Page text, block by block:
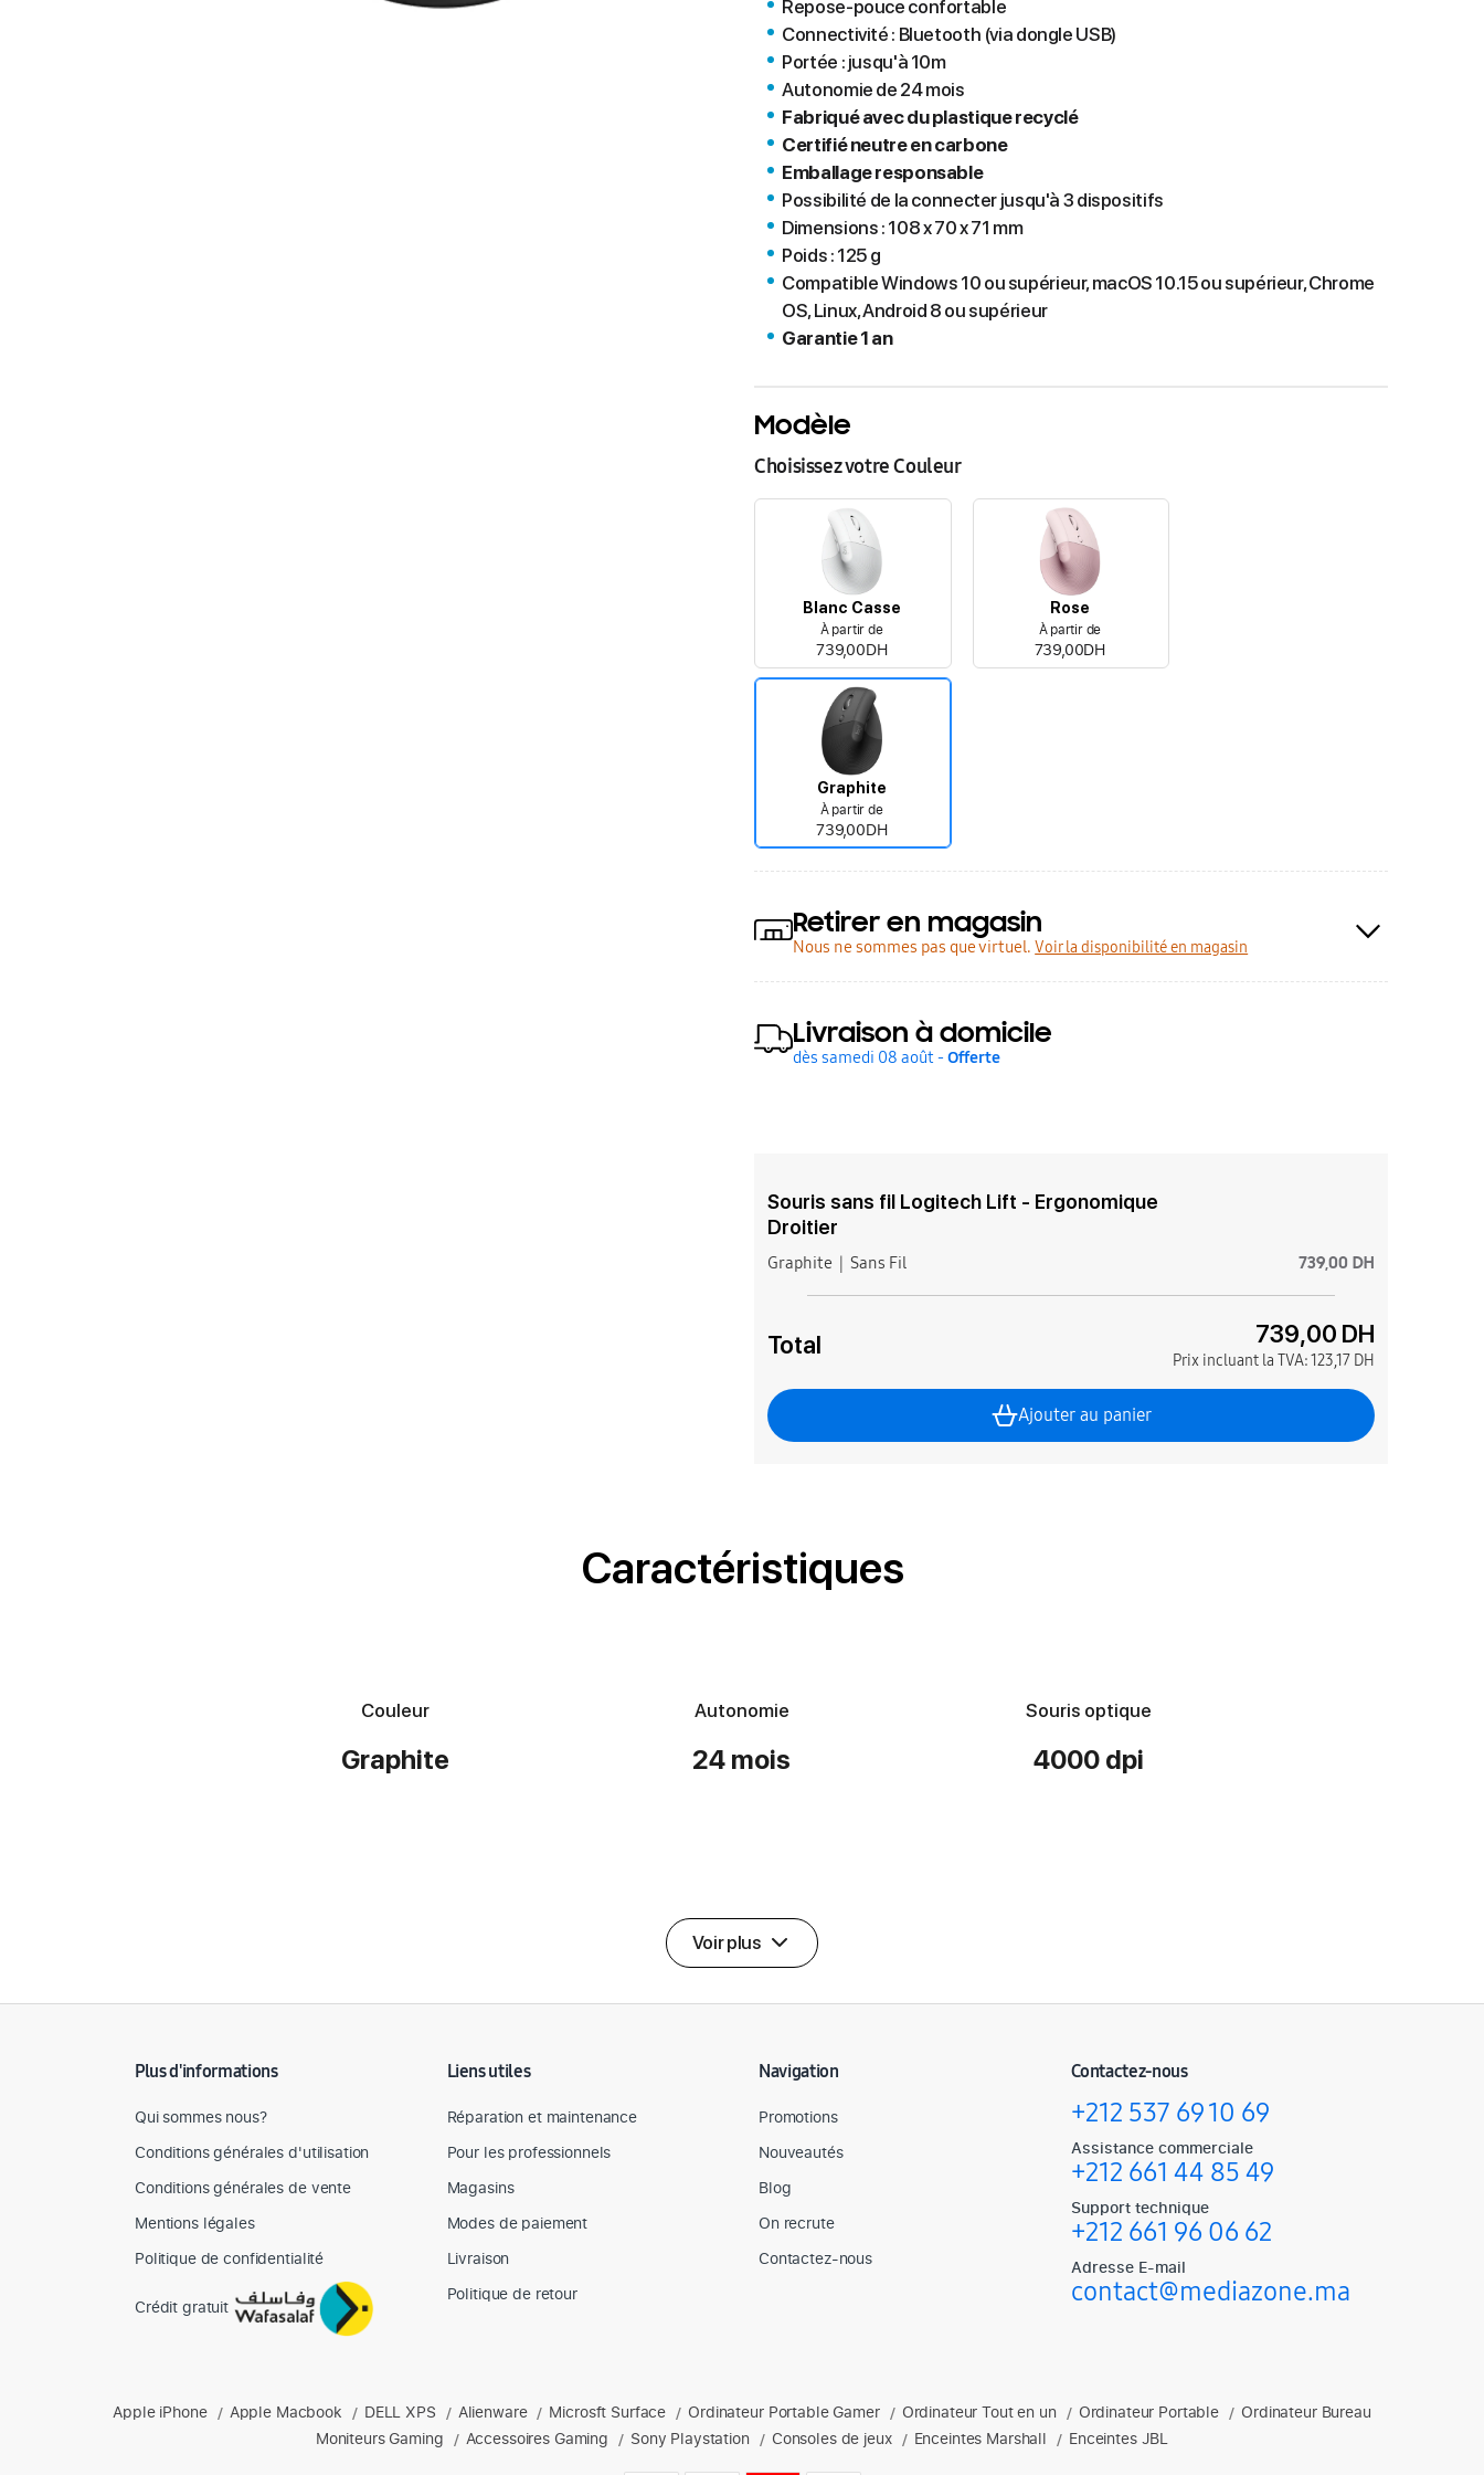
Repose-pouce confortable
Connectivité : Bluetooth (via dongle USB)
Portée : jusqu'à 10m
Autonomie de 24 mois
Fabriqué avec du plastique recyclé
Certifié neutre en carbone
Emballage responsable
Possibilité de la connecter jusqu'à 3 dispositifs
Dimensions : 108 x 70 x 71 mm
Poids : 125 g
Compatible Windows 10 ou supérieur, macOS 10.15 ou supérieur, Chrome
OS, Linux, Android 8 ou supérieur
Garantie 1 an
Modèle
Choisissez votre Couleur
Blanc Casse
À partir de
739,00DH
Rose
À partir de
739,00DH
Graphite
À partir de
739,00DH
Retirer en magasin
Nous ne sommes pas que virtuel.Voir la disponibilité en magasin
Livraison à domicile
dès samedi 08 août -Offerte
Souris sans fil Logitech Lift - Ergonomique
Droitier
Graphite Sans Fil 739,00 DH
Total 739,00 DH
Prix incluant la TVA:123,17 DH
Ajouter au panier
Caractéristiques
Couleur
Graphite
Autonomie
24 mois
Souris optique
4000 dpi
Voir plus
Plus d'informations
Qui sommes nous?
Conditions générales d'utilisation
Conditions générales de vente
Mentions légales
Politique de confidentialité
Crédit gratuit
Liens utiles
Réparation et maintenance
Pour les professionnels
Magasins
Modes de paiement
Livraison
Politique de retour
Navigation
Promotions
Nouveautés
Blog
On recrute
Contactez-nous
Contactez-nous
+212 537 69 10 69
Assistance commerciale
+212 661 44 85 49
Support technique
+212 661 96 06 62
Adresse E-mail
contact@mediazone.ma
Produits phares chez Mediazone
Retrouvez chez Mediazone les références incontournables : Apple, Dell, hp, Lenovo, Microsoft, ordinateurs portables, accessoires gaming, enceintes et plus.
Apple iPhone / Apple Macbook / DELL XPS / Alienware / Microsft Surface / Ordinateur Portable Gamer / Ordinateur Tout en un / Ordinateur Portable / Ordinateur Bureau
Moniteurs Gaming
/ Accessoires Gaming / Sony Playstation / Consoles de jeux / Enceintes Marshall / Enceintes JBL